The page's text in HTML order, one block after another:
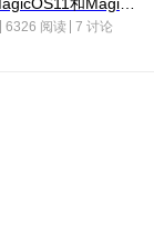
6326 阅读 7 讨论